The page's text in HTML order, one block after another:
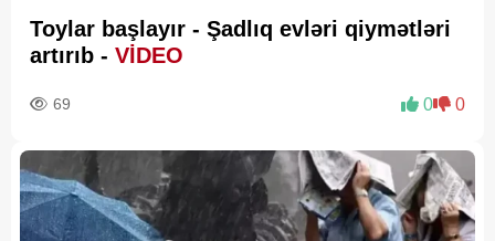
Toylar başlayır - Şadlıq evləri qiymətləri
artırıb - VİDEO
69 0 0